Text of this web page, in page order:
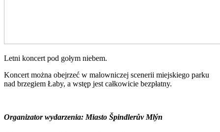
Letni koncert pod gołym niebem.
Koncert można obejrzeć w malowniczej scenerii miejskiego parku
nad brzegiem Łaby, a wstęp jest całkowicie bezpłatny.
Organizator wydarzenia: Miasto Špindlerův Mlýn